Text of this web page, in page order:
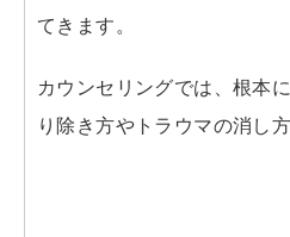
てきます。
カウンセリングでは、根本
り除き方やトラウマの消し